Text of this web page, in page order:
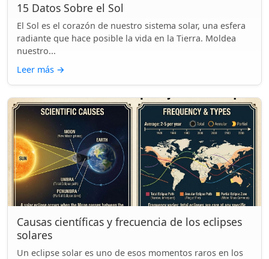
15 Datos Sobre el Sol
El Sol es el corazón de nuestro sistema solar, una esfera
radiante que hace posible la vida en la Tierra. Moldea
nuestro...
Leer más →
Causas científicas y frecuencia de los eclipses
solares
Un eclipse solar es uno de esos momentos raros en los